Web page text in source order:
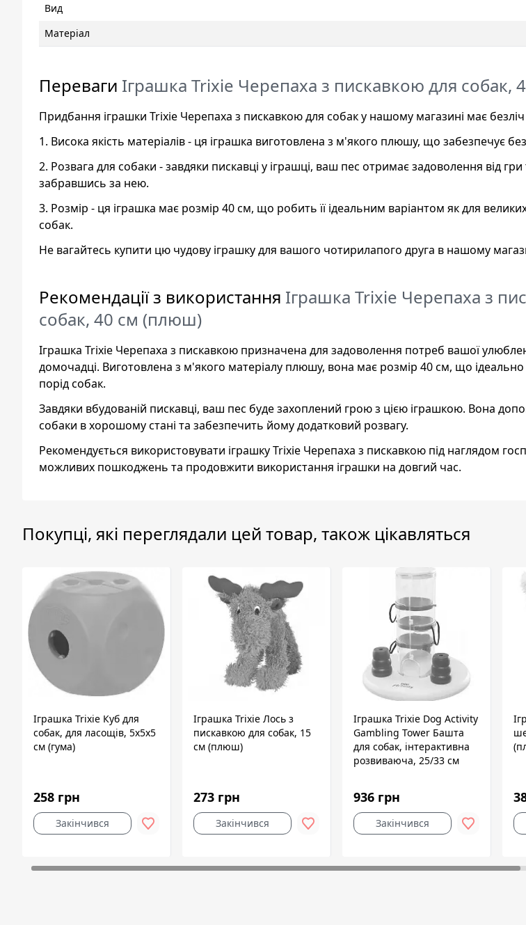
Вид
Матеріал
Переваги Іграшка Trixie Черепаха з пискавкою для
Придбання іграшки Trixie Черепаха з пискавкою для собак у нашому магазині має
1. Висока якість матеріалів - ця іграшка виготовлена з м'якого плюшу, що забезпечує
2. Розвага для собаки - завдяки пискавці у іграшці, ваш пес отримає задоволення від
забравшись за нею.
3. Розмір - ця іграшка має розмір 40 см, що робить її ідеальним варіантом як для
собак.
Не вагайтесь купити цю чудову іграшку для вашого чотирилапого друга в нашому
Рекомендації з використання Іграшка Trixie Черепаха з
собак, 40 см (плюш)
Іграшка Trixie Черепаха з пискавкою призначена для задоволення потреб вашої
домочадці. Виготовлена з м'якого матеріалу плюшу, вона має розмір 40 см, що ідеально
порід собак.
Завдяки вбудованій пискавці, ваш пес буде захоплений грою з цією іграшкою. Вона
собаки в хорошому стані та забезпечить йому додатковий розвагу.
Рекомендується використовувати іграшку Trixie Черепаха з пискавкою під наглядом
можливих пошкоджень та продовжити використання іграшки на довгий час.
Покупці, які переглядали цей товар, також цікавляться
Іграшка Trixie Куб для
собак, для ласощів, 5х5х5
см (гума)
258 грн
Закінчився
Іграшка Trixie Лось з
пискавкою для собак, 15
см (плюш)
273 грн
Закінчився
Іграшка Trixie Dog Activity
Gambling Tower Башта
для собак, інтерактивна
розвиваюча, 25/33 см
936 грн
Закінчився